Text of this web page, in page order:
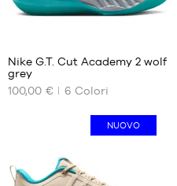
I
NOSTRI
39
Nike G.T. Cut Academy 2 wolf
grey
100,00 €
6 Colori
NUOVO